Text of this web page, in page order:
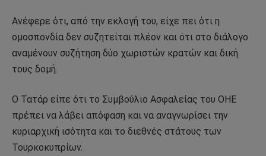
Ανέφερε ότι, από την εκλογή του, είχε πει ότι η
ομοσπονδία δεν συζητείται πλέον και ότι στο διάλογο
αναμένουν συζήτηση δύο χωριστών κρατών και δική
τους δομή.
Ο Τατάρ είπε ότι το Συμβούλιο Ασφαλείας του ΟΗΕ
πρέπει να λάβει απόφαση και να αναγνωρίσει την
κυριαρχική ισότητα και το διεθνές στάτους των
Τουρκοκυπρίων.